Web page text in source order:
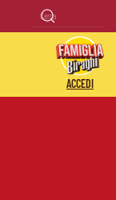
ACCEDI